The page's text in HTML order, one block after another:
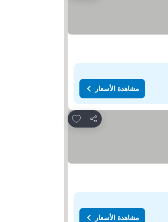
مشاهدة الأسعار
مشاركة
Add to favorites
مشاهدة الأسعار